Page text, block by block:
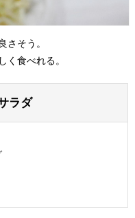
さそう。
く食べれる。
ラダ